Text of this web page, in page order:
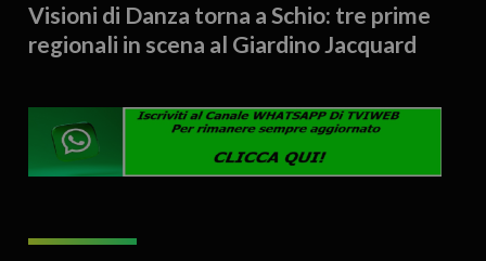
Visioni di Danza torna a Schio: tre prime
regionali in scena al Giardino Jacquard